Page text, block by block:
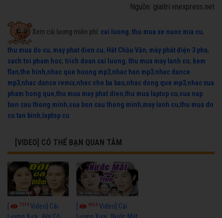
Nguồn: giaitri.vnexpress.net
Xem cải lương miễn phí: cai luong, thu mua xe nuoc mia cu,
thu mua do cu, may phat dien cu, Hát Chầu Văn, máy phát điện 3 pha,
sach toi pham hoc, trich doan cai luong, thu mua may lanh cu, kem
flan,the hinh,nhac que huong mp3,nhac han mp3,nhac dance
mp3,nhac dance remix,nhac cho ba bau,nhac dong que mp3,nhac xua
pham hong que,thu mua may phat dien,thu mua laptop cu,sua nap
bon cau thong minh,sua bon cau thong minh,may lanh cu,thu mua do
cu tan binh, laptop cu
[VIDEO] CÓ THỂ BẠN QUAN TÂM
7674Video] Cải
6926Video] Cải